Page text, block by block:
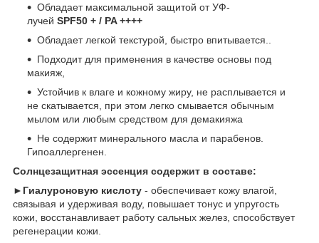
Обладает максимальной защитой от УФ-
лучей SPF50 + / PA ++++
Обладает легкой текстурой, быстро впитывается..
Подходит для применения в качестве основы под
макияж,
Устойчив к влаге и кожному жиру, не расплывается и
не скатывается, при этом легко смывается обычным
мылом или любым средством для демакияжа
Не содержит минерального масла и парабенов.
Гипоаллергенен.
Солнцезащитная эссенция содержит в составе:
►Гиалуроновую кислоту - обеспечивает кожу влагой,
связывая и удерживая воду, повышает тонус и упругость
кожи, восстанавливает работу сальных желез, способствует
регенерации кожи.